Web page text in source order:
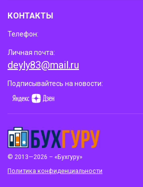
© 2013—2026 – «Бухгуру»
Политика конфиденциальности
КОНТАКТЫ
Телефон:
Личная почта:
deyly83@mail.ru
Подписывайтесь на новости: